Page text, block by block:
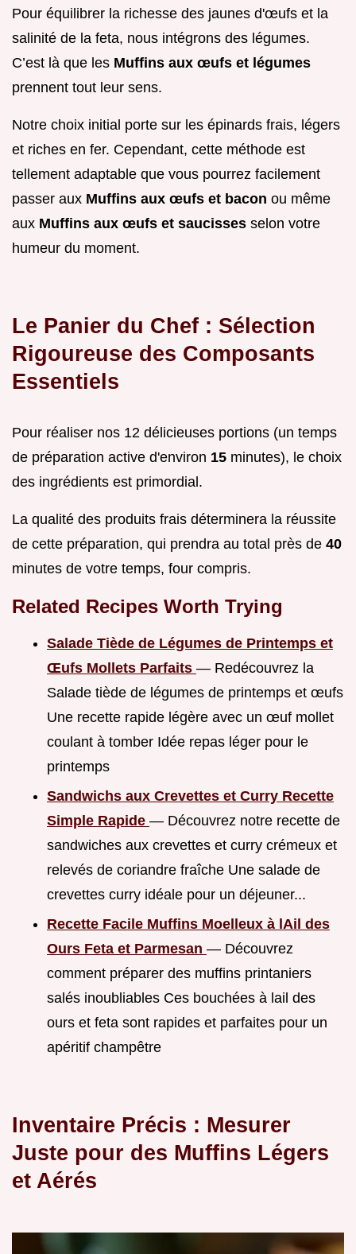
Pour équilibrer la richesse des jaunes d'œufs et la
salinité de la feta, nous intégrons des légumes.
C’est là que les Muffins aux œufs et légumes
prennent tout leur sens.
Notre choix initial porte sur les épinards frais, légers
et riches en fer. Cependant, cette méthode est
tellement adaptable que vous pourrez facilement
passer aux Muffins aux œufs et bacon ou même
aux Muffins aux œufs et saucisses selon votre
humeur du moment.
Le Panier du Chef : Sélection
Rigoureuse des Composants
Essentiels
Pour réaliser nos 12 délicieuses portions (un temps
de préparation active d'environ 15 minutes), le choix
des ingrédients est primordial.
La qualité des produits frais déterminera la réussite
de cette préparation, qui prendra au total près de 40
minutes de votre temps, four compris.
Related Recipes Worth Trying
Salade Tiède de Légumes de Printemps et
Œufs Mollets Parfaits — Redécouvrez la
Salade tiède de légumes de printemps et œufs
Une recette rapide légère avec un œuf mollet
coulant à tomber Idée repas léger pour le
printemps
Sandwichs aux Crevettes et Curry Recette
Simple Rapide — Découvrez notre recette de
sandwiches aux crevettes et curry crémeux et
relevés de coriandre fraîche Une salade de
crevettes curry idéale pour un déjeuner...
Recette Facile Muffins Moelleux à lAil des
Ours Feta et Parmesan — Découvrez
comment préparer des muffins printaniers
salés inoubliables Ces bouchées à lail des
ours et feta sont rapides et parfaites pour un
apéritif champêtre
Inventaire Précis : Mesurer
Juste pour des Muffins Légers
et Aérés